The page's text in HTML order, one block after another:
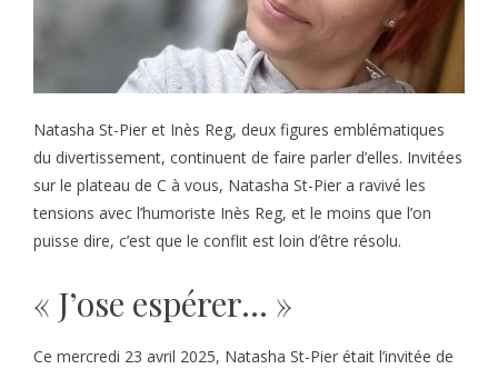
Natasha St-Pier et Inès Reg, deux figures emblématiques
du divertissement, continuent de faire parler d’elles. Invitées
sur le plateau de C à vous, Natasha St-Pier a ravivé les
tensions avec l’humoriste Inès Reg, et le moins que l’on
puisse dire, c’est que le conflit est loin d’être résolu.
« J’ose espérer… »
Ce mercredi 23 avril 2025, Natasha St-Pier était l’invitée de